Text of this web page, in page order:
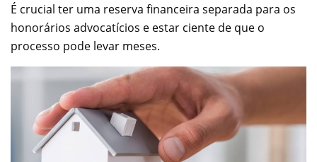
É crucial ter uma reserva financeira separada para os
honorários advocatícios e estar ciente de que o
processo pode levar meses.